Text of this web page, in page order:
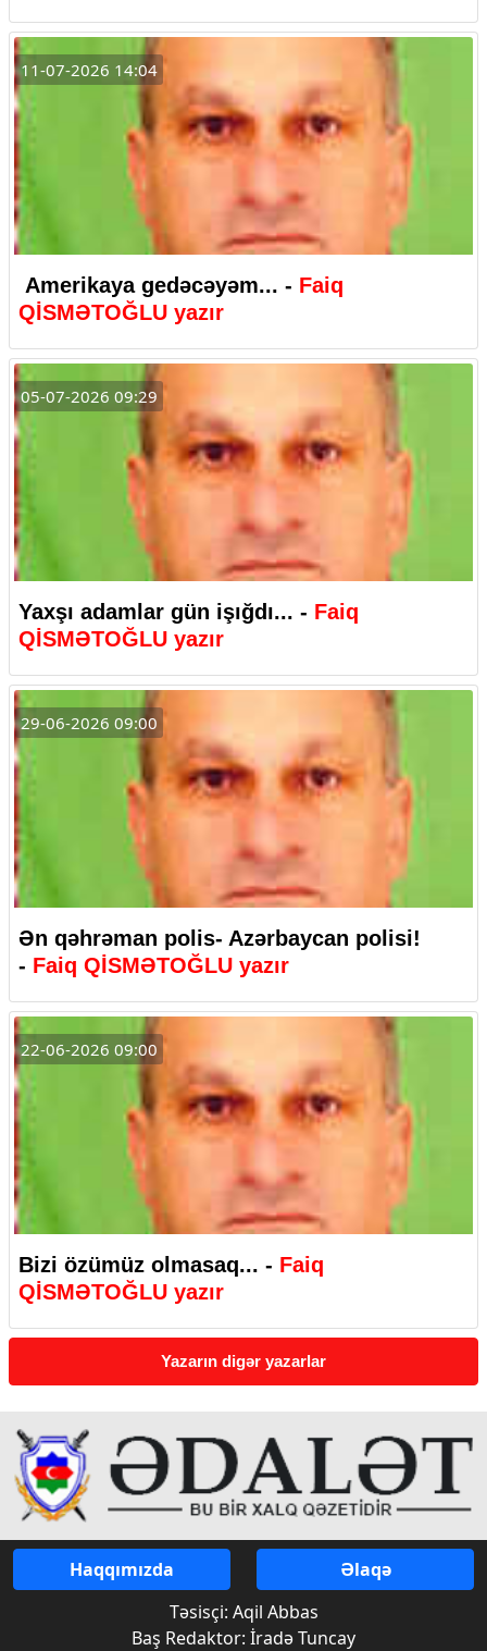
11-07-2026 14:04
Amerikaya gedəcəyəm... - Faiq
QİSMƏTOĞLU yazır
05-07-2026 09:29
Yaxşı adamlar gün işığdı... - Faiq
QİSMƏTOĞLU yazır
29-06-2026 09:00
Ən qəhrəman polis- Azərbaycan polisi!
- Faiq QİSMƏTOĞLU yazır
22-06-2026 09:00
Bizi özümüz olmasaq... - Faiq
QİSMƏTOĞLU yazır
Yazarın digər yazarlar
Haqqımızda
Əlaqə
Təsisçi: Aqil Abbas
Baş Redaktor: İradə Tuncay